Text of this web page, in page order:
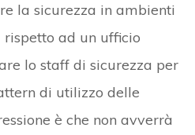
la sicurezza in ambienti
ad un ufficio
lo staff di sicurezza per
di utilizzo delle
è che non avverrà